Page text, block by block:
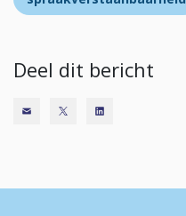
Deel dit bericht